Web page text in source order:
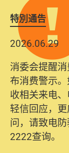
特別通告
2026.06.29
消委会提醒
布消费警示
收相关来电
轻信回应，
问，请致电
2222查询。